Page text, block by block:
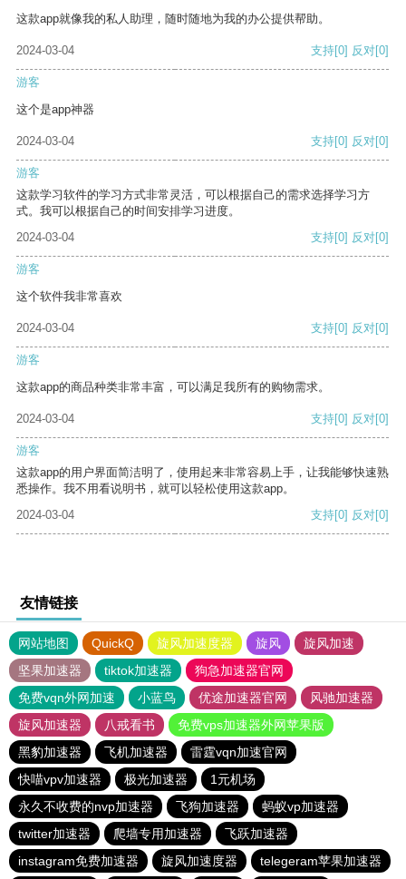
这款app就像我的私人助理，随时随地为我的办公提供帮助。
2024-03-04 支持[0] 反对[0]
游客
这个是app神器
2024-03-04 支持[0] 反对[0]
游客
这款学习软件的学习方式非常灵活，可以根据自己的需求选择学习方
式。我可以根据自己的时间安排学习进度。
2024-03-04
支持[0] 反对[0]
游客
这个软件我非常喜欢
2024-03-04 支持[0] 反对[0]
游客
这款app的商品种类非常丰富，可以满足我所有的购物需求。
2024-03-04 支持[0] 反对[0]
游客
这款app的用户界面简洁明了，使用起来非常容易上手，让我能够快速熟
悉操作。我不用看说明书，就可以轻松使用这款app。
2024-03-04
支持[0] 反对[0]
友情链接
网站地图 QuickQ 旋风加速度器 旋风
旋风加速
坚果加速器
tiktok加速器
狗急加速器官网
免费vqn外网加速
小蓝鸟 优途加速器官网
风驰加速器
旋风加速器
八戒看书
免费vps加速器外网苹果版
黑豹加速器
飞机加速器
雷霆vqn加速官网
快喵vpv加速器
极光加速器
1元机场
永久不收费的nvp加速器
飞狗加速器
蚂蚁vp加速器
twitter加速器
爬墙专用加速器
飞跃加速器
instagram免费加速器
旋风加速度器 telegeram苹果加速器